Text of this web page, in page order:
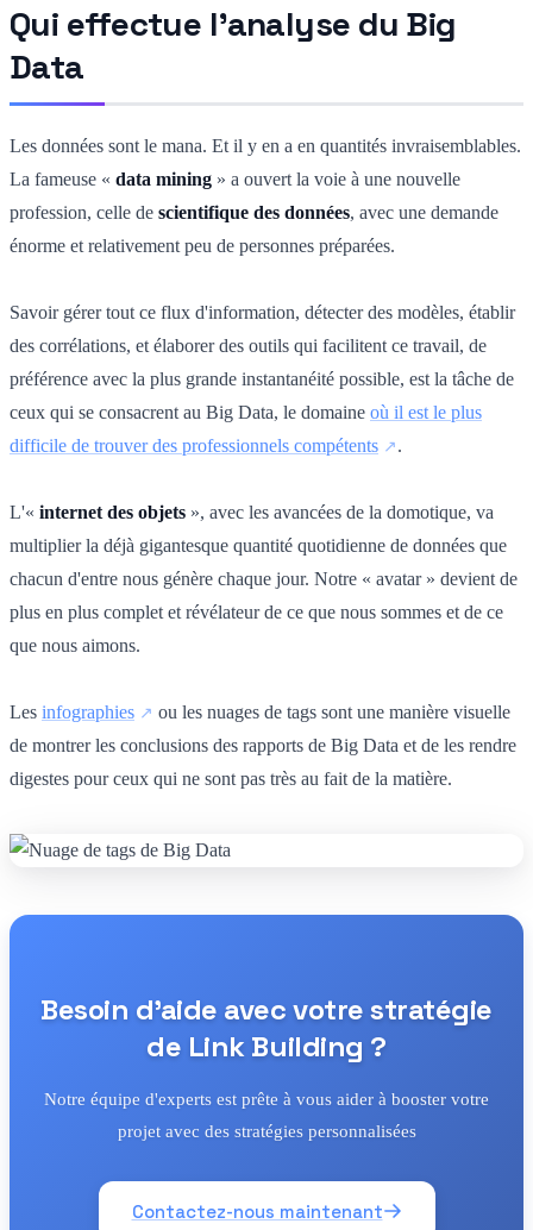
Qui effectue l'analyse du Big
Data
Les données sont le mana. Et il y en a en quantités invraisemblables.
La fameuse « data mining » a ouvert la voie à une nouvelle
profession, celle de scientifique des données, avec une demande
énorme et relativement peu de personnes préparées.
Savoir gérer tout ce flux d'information, détecter des modèles, établir
des corrélations, et élaborer des outils qui facilitent ce travail, de
préférence avec la plus grande instantanéité possible, est la tâche de
ceux qui se consacrent au Big Data, le domaine où il est le plus
difficile de trouver des professionnels compétents
.
L'« internet des objets », avec les avancées de la domotique, va
multiplier la déjà gigantesque quantité quotidienne de données que
chacun d'entre nous génère chaque jour. Notre « avatar » devient de
plus en plus complet et révélateur de ce que nous sommes et de ce
que nous aimons.
Les infographies
ou les nuages de tags sont une manière visuelle
de montrer les conclusions des rapports de Big Data et de les rendre
digestes pour ceux qui ne sont pas très au fait de la matière.
Besoin d'aide avec votre stratégie
de Link Building ?
Notre équipe d'experts est prête à vous aider à booster votre
projet avec des stratégies personnalisées
Contactez-nous maintenant